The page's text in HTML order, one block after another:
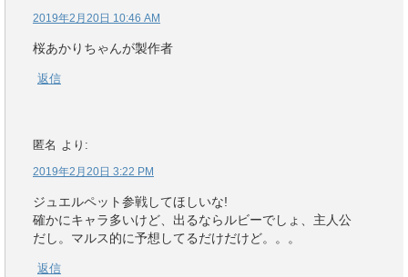
2019年2月20日 10:46 AM
桜あかりちゃんが製作者
返信
匿名 より:
2019年2月20日 3:22 PM
ジュエルペット参戦してほしいな!
確かにキャラ多いけど、出るならルビーでしょ、主人公
だし。マルス的に予想してるだけだけど。。。
返信